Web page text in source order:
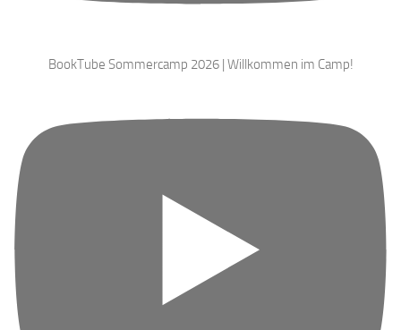
BookTube Sommercamp 2026 | Willkommen im Camp!